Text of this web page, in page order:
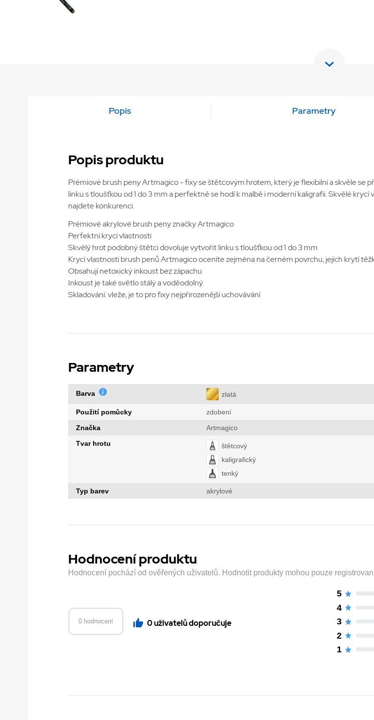
Popis Parametry
Popis produktu
Prémiové brush peny Artmagico - fixy se štětcovým hrotem, který je flexibilní a skvěle se
linku s tloušťkou od 1 do 3 mm a perfektně se hodí k malbě i moderní kaligrafii. Skvělé
najdete konkurenci.
Prémiové akrylové brush peny značky Artmagico
Perfektní krycí vlastnosti
Skvělý hrot podobný štětci dovoluje vytvořit linku s tloušťkou od 1 do 3 mm
Krycí vlastnosti brush penů Artmagico oceníte zejména na černém povrchu, jejich krytí
Obsahují netoxický inkoust bez zápachu
Inkoust je také světlo stálý a voděodolný
Skladování: vleže, je to pro fixy nejpřirozenější uchovávání
Parametry
Barva zlatá
Použití pomůcky
zdobení
Značka
Artmagico
Tvar hrotu
štětcový
kaligrafický
tenký
Typ barev akrylové
Hodnocení produktu
Hodnocení pochází od ověřených uživatelů. Hodnotit produkty mohou pouze
0 hodnocení 0 uživatelů doporučuje
5
4
3
2
1